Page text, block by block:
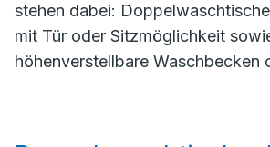
stehen dabei:
mit Tür oder Sitzmöglichkeit
höhenverstellbare Waschbecken